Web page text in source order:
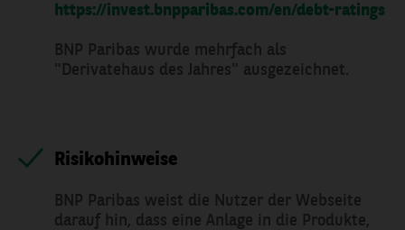
https://invest.bnpparibas.com/en/debt-ratings
BNP Paribas wurde mehrfach als
"Derivatehaus des Jahres" ausgezeichnet.
Risikohinweise
BNP Paribas weist die Nutzer der Webseite
darauf hin, dass eine Anlage in die Produkte,